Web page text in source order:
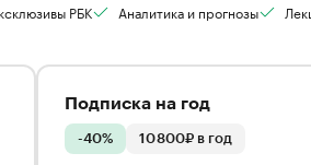
РБК Аналитика и прогнозы
Подписка на год
-40% 10 800₽ в год